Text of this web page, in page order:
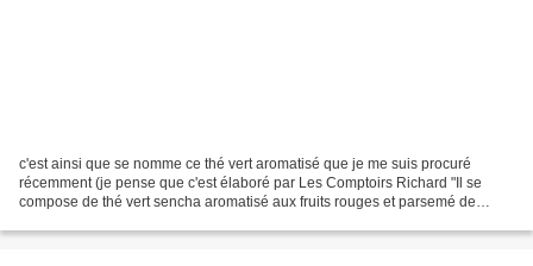
c'est ainsi que se nomme ce thé vert aromatisé que je me suis procuré
récemment (je pense que c'est élaboré par Les Comptoirs Richard "Il se
compose de thé vert sencha aromatisé aux fruits rouges et parsemé de